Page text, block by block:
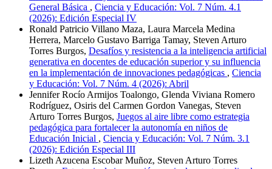
General Básica , Ciencia y Educación: Vol. 7 Núm. 4.1
(2026): Edición Especial IV
Ronald Patricio Villano Maza, Laura Marcela Medina
Herrera, Marcelo Gustavo Barriga Tamay, Steven Arturo
Torres Burgos, Desafíos y resistencia a la inteligencia artificial
generativa en docentes de educación superior y su influencia
en la implementación de innovaciones pedagógicas , Ciencia
y Educación: Vol. 7 Núm. 4 (2026): Abril
Jennifer Rocío Armijos Toalongo, Glenda Viviana Romero
Rodríguez, Osiris del Carmen Gordon Vanegas, Steven
Arturo Torres Burgos, Juegos al aire libre como estrategia
pedagógica para fortalecer la autonomía en niños de
Educación Inicial , Ciencia y Educación: Vol. 7 Núm. 3.1
(2026): Edición Especial III
Lizeth Azucena Escobar Muñoz, Steven Arturo Torres